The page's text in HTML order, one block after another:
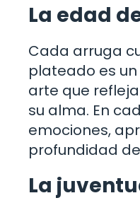
La edad
Cada arruga
plateado es
arte que
su alma. En
emociones,
profundidad
La